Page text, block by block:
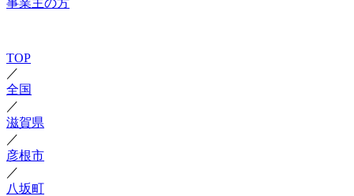
事業主の方
TOP
／
全国
／
滋賀県
／
彦根市
／
八坂町